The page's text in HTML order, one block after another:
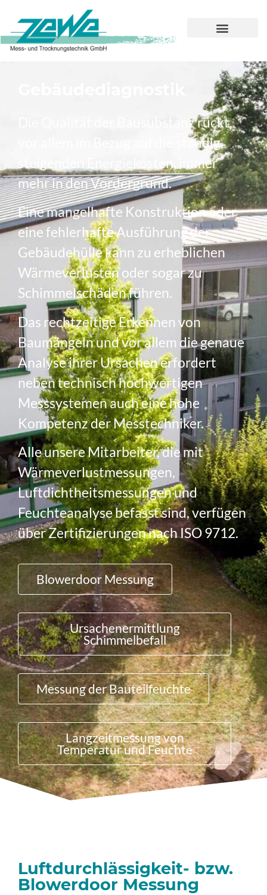
Die Qualität der Bausubstanz rückt,
vor allem im Bezug auf die ständig
steigenden Energiekosten, immer
mehr in den Vordergrund.
Eine mangelhafte Konstruktion oder
eine fehlerhafte Ausführung der
Gebäudehülle kann zu erheblichen
Wärmeverlusten oder sogar zu
Schimmelschäden führen.
Das rechtzeitige Erkennen von
Baumängeln und vor allem die genaue
Analyse ihrer Ursachen erfordert
neben technisch hochwertigen
Messsystemen auch eine hohe
Kompetenz der Messtechniker.
Alle unsere Mitarbeiter, die mit
Wärmeverlustmessungen,
Luftdichtheitsmessungen und
Feuchteanalyse befasst sind, verfügen
über Zertifizierungen nach ISO 9712.
Blowerdoor Messung
Ursachenermittlung
Schimmelbefall
Messung der Bauteilfeuchte
Langzeitmessung von
Temperatur und Feuchte
Luftdurchlässigkeit- bzw.
Blowerdoor Messung